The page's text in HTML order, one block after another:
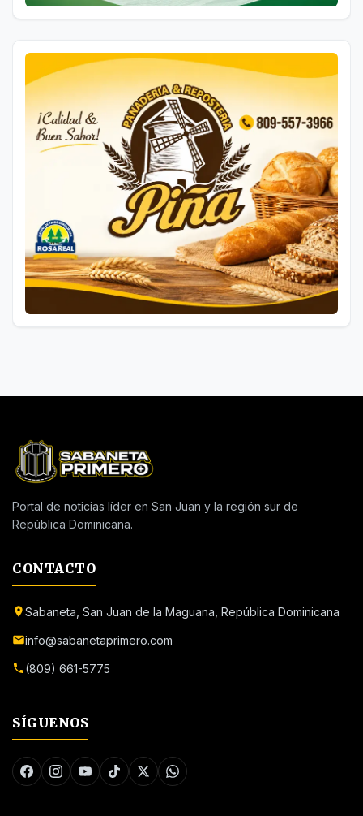
Portal de noticias líder en San Juan y la región sur de
República Dominicana.
CONTACTO
Sabaneta, San Juan de la Maguana, República Dominicana
info@sabanetaprimero.com
(809) 661-5775
SÍGUENOS